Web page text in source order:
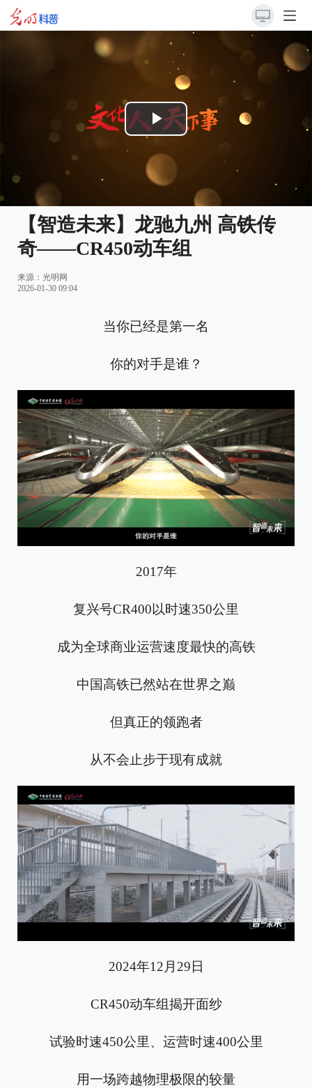
Play
Video
【智造未来】龙驰九州 高铁传
奇——CR450动车组
来源： 光明网
2026-01-30 09:04
当你已经是第一名
你的对手是谁？
2017年
复兴号CR400以时速350公里
成为全球商业运营速度最快的高铁
中国高铁已然站在世界之巅
但真正的领跑者
从不会止步于现有成就
2024年12月29日
CR450动车组揭开面纱
试验时速450公里、运营时速400公里
用一场跨越物理极限的较量